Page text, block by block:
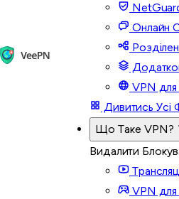
Онлайн
VPN
Дивитись Усі
Що Таке VPN?
Видалити
VPN для